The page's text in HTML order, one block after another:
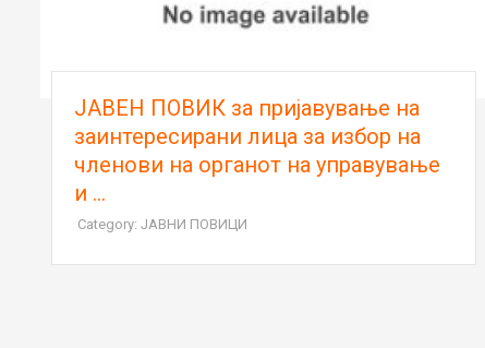
ЈАВЕН ПОВИК за пријавување на
заинтересирани лица за избор на
членови на органот на управување
и ...
Category: ЈАВНИ ПОВИЦИ